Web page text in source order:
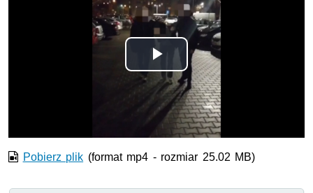
Odtwórz
wideo
Pobierz plik (format mp4 - rozmiar 25.02 MB)